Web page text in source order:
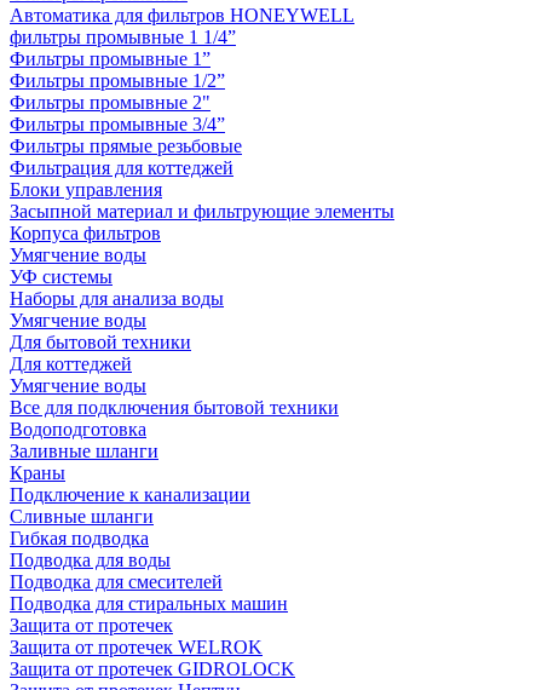
Автоматика для фильтров HONEYWELL
фильтры промывные 1 1/4”
Фильтры промывные 1”
Фильтры промывные 1/2”
Фильтры промывные 2"
Фильтры промывные 3/4”
Фильтры прямые резьбовые
Фильтрация для коттеджей
Блоки управления
Засыпной материал и фильтрующие элементы
Корпуса фильтров
Умягчение воды
УФ системы
Наборы для анализа воды
Умягчение воды
Для бытовой техники
Для коттеджей
Умягчение воды
Все для подключения бытовой техники
Водоподготовка
Заливные шланги
Краны
Подключение к канализации
Сливные шланги
Гибкая подводка
Подводка для воды
Подводка для смесителей
Подводка для стиральных машин
Защита от протечек
Защита от протечек WELROK
Защита от протечек GIDROLOCK